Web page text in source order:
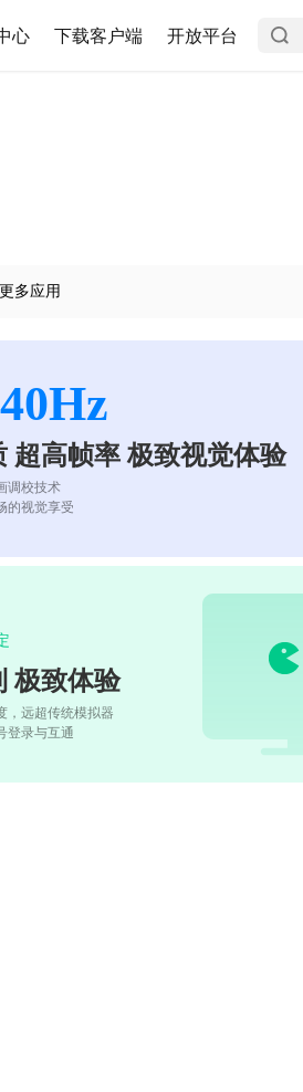
心 下载客户端 开放平台
多应用
超高帧率 极致视觉体验
调校技术
的视觉享受
极致体验
，远超传统模拟器
登录与互通